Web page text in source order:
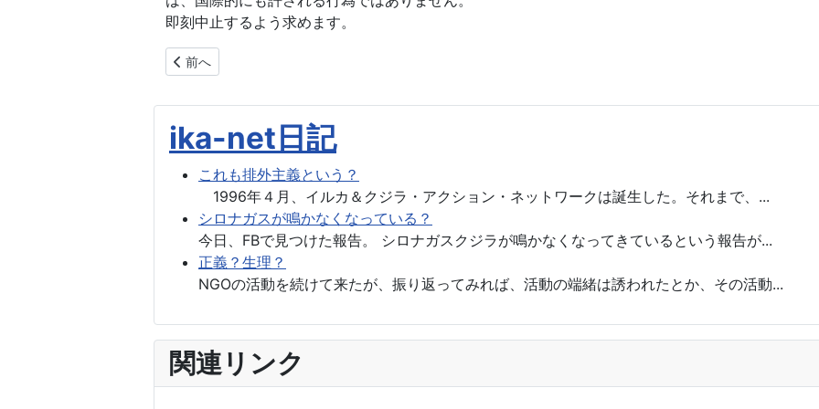
即刻中止するよう求めます。
前の記事へ: 国際司法裁判所の判決を支持し、調査捕鯨の中止を歓迎する
前へ
ika-net日記
これも排外主義という？
1996年４月、イルカ＆クジラ・アクション・ネットワークは誕生した。それまで、...
シロナガスが鳴かなくなっている？
今日、FBで見つけた報告。 シロナガスクジラが鳴かなくなってきているという報告が...
正義？生理？
NGOの活動を続けて来たが、振り返ってみれば、活動の端緒は誘われたとか、その活動...
関連リンク